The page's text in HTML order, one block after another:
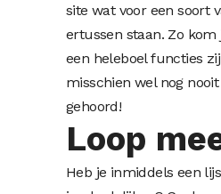
site wat voor een soort
ertussen staan. Zo
een heleboel functies
misschien wel nog
gehoord!
Loop
Heb je inmiddels een